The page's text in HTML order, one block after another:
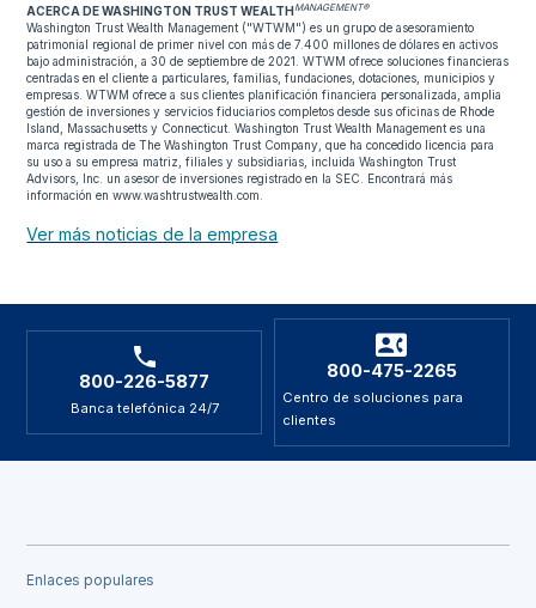
ACERCA DE WASHINGTON TRUST WEALTHMANAGEMENT®
Washington Trust Wealth Management ("WTWM") es un grupo de asesoramiento
patrimonial regional de primer nivel con más de 7.400 millones de dólares en activos
bajo administración, a 30 de septiembre de 2021. WTWM ofrece soluciones financieras
centradas en el cliente a particulares, familias, fundaciones, dotaciones, municipios y
empresas. WTWM ofrece a sus clientes planificación financiera personalizada, amplia
gestión de inversiones y servicios fiduciarios completos desde sus oficinas de Rhode
Island, Massachusetts y Connecticut. Washington Trust Wealth Management es una
marca registrada de The Washington Trust Company, que ha concedido licencia para
su uso a su empresa matriz, filiales y subsidiarias, incluida Washington Trust
Advisors, Inc. un asesor de inversiones registrado en la SEC. Encontrará más
información en www.washtrustwealth.com.
Ver más noticias de la empresa
800-226-5877
Banca telefónica 24/7
800-475-2265
Centro de soluciones para
clientes
Enlaces populares